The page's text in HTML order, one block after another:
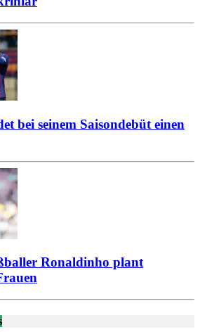
bei seinem Saisondebüt einen
Ronaldinho plant